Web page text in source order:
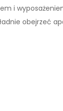
i
obejrzeć